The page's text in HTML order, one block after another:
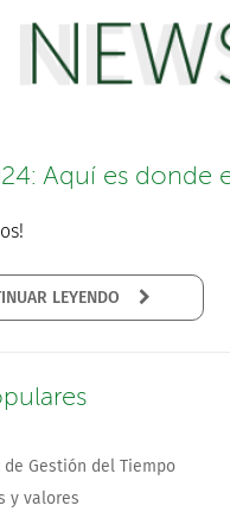
Aquí es donde
de Gestión del Tiempo
y valores